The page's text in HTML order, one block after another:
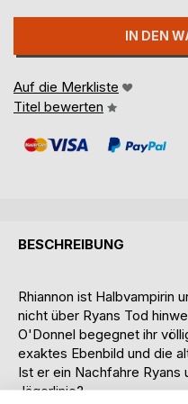
IN DEN
Auf die Merkliste
Titel bewerten
BESCHREIBUNG
Rhiannon ist Halbvampirin
nicht über Ryans Tod
O'Donnel begegnet ihr
exaktes Ebenbild und die
Ist er ein Nachfahre Ryans
Jägerlinie?